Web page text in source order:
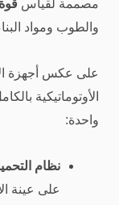
مصممة لقياس
والطوب ومواد
على عكس أجهزة
الأوتوماتيكية
واحدة:
نظام
على عينة